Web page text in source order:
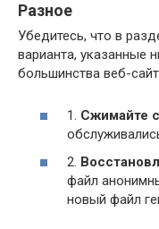
Разное
Убедитесь, что в
варианта, указанные
большинства веб-
1. Сжимайте
2.
файл
новый файл